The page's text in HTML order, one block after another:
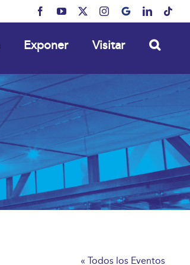
FacebookYouTube Instagram
MyBusinessLinkedIn
Exponer Visitar
« Todos los Eventos